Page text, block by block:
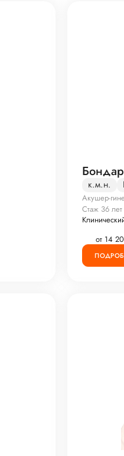
к.м.н.
Акушер-
Стаж 36 лет
от 14